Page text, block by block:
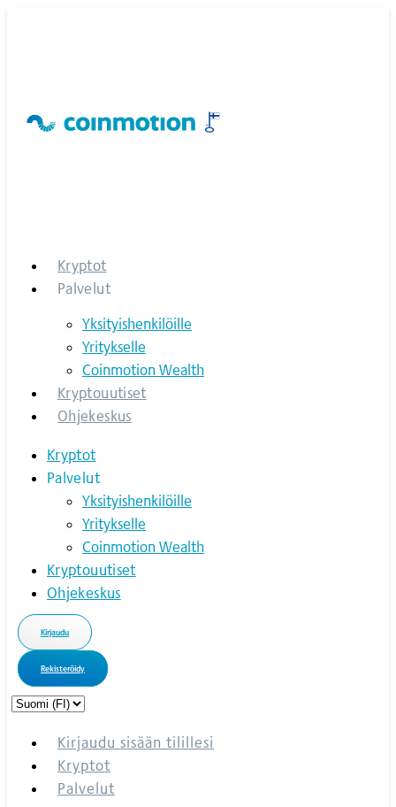
Kryptot
Palvelut
Yksityishenkilöille
Yritykselle
Coinmotion Wealth
Kryptouutiset
Ohjekeskus
Kryptot
Palvelut
Yksityishenkilöille
Yritykselle
Coinmotion Wealth
Kryptouutiset
Ohjekeskus
Kirjaudu
Rekisteröidy
Choose
languageKirjaudu sisään tilillesi
Kryptot
Palvelut